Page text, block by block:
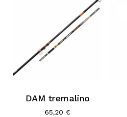
DAM tremalino
65,20€